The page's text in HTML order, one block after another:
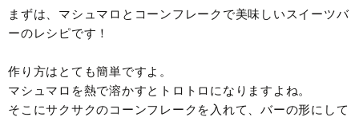
まずは、マシュマロとコーンフレークで美味しいスイーツバ
ーのレシピです！
作り方はとても簡単ですよ。
マシュマロを熱で溶かすとトロトロになりますよね。
そこにサクサクのコーンフレークを入れて、バーの形にして